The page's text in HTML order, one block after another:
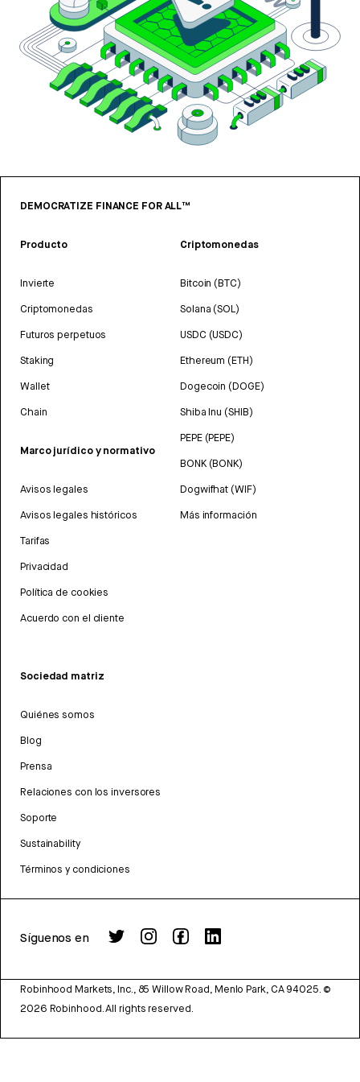
DEMOCRATIZE FINANCE FOR ALL™
Producto
Invierte
Criptomonedas
Futuros perpetuos
Staking
Wallet
Chain
Marco jurídico y normativo
Avisos legales
Avisos legales históricos
Tarifas
Privacidad
Política de cookies
Acuerdo con el cliente
Criptomonedas
Bitcoin (BTC)
Solana (SOL)
USDC (USDC)
Ethereum (ETH)
Dogecoin (DOGE)
Shiba Inu (SHIB)
PEPE (PEPE)
BONK (BONK)
Dogwifhat (WIF)
Más información
Sociedad matriz
Quiénes somos
Blog
Prensa
Relaciones con los inversores
Soporte
Sustainability
Términos y condiciones
Síguenos en
Robinhood Markets, Inc., 85 Willow Road, Menlo Park, CA 94025. ©
2026 Robinhood. All rights reserved.